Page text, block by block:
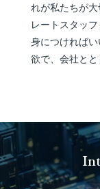
れが私たちが
レートスタッ
身につければ
欲で、会社とと